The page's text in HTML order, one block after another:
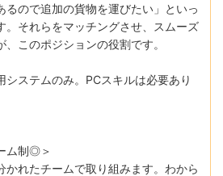
るので追加の貨物を運びたい」といっ
。それらをマッチングさせ、スムーズ
このポジションの役割です。
システムのみ。PCスキルは必要あり
ム制◎＞
かれたチームで取り組みます。わから